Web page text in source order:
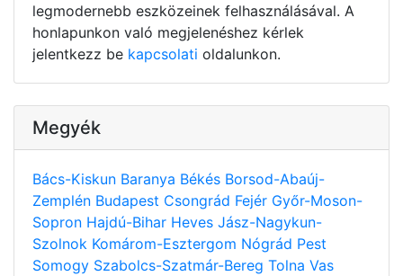
legmodernebb eszközeinek felhasználásával. A
honlapunkon való megjelenéshez kérlek
jelentkezz be kapcsolati oldalunkon.
Megyék
Bács-Kiskun Baranya Békés Borsod-Abaúj-
Zemplén Budapest Csongrád Fejér Győr-Moson-
Sopron Hajdú-Bihar Heves Jász-Nagykun-
Szolnok Komárom-Esztergom Nógrád Pest
Somogy Szabolcs-Szatmár-Bereg Tolna Vas